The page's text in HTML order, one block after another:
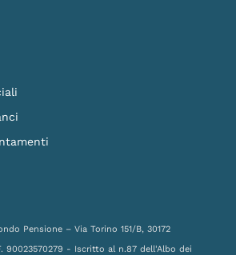
Pensione – Via Torino 151/B, 30172
90023570279 - Iscritto al n.87 dell'Albo dei